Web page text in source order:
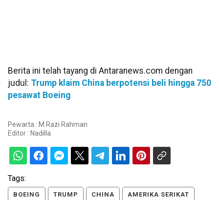
Berita ini telah tayang di Antaranews.com dengan
judul: Trump klaim China berpotensi beli hingga 750
pesawat Boeing
Pewarta : M Razi Rahman
Editor : Nadilla
Tags:
BOEING TRUMP CHINA AMERIKA SERIKAT